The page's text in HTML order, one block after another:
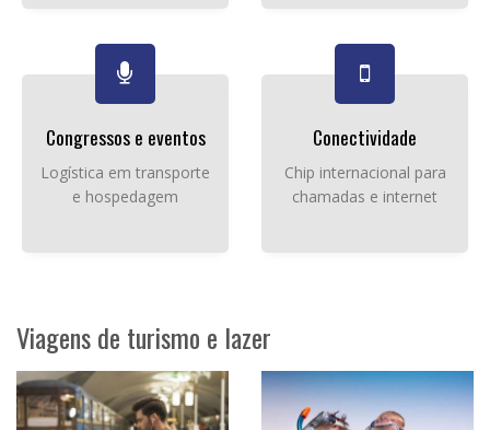
Congressos e eventos
Logística em transporte
e hospedagem
Conectividade
Chip internacional para
chamadas e internet
Viagens de turismo e lazer